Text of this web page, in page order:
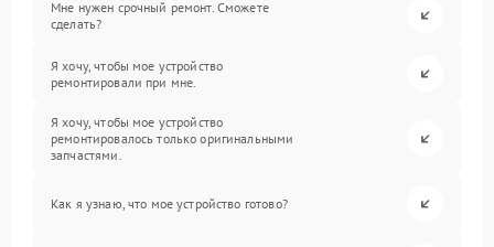
Мне нужен срочный ремонт. Сможете
сделать?
Я хочу, чтобы мое устройство
ремонтировали при мне.
Я хочу, чтобы мое устройство
ремонтировалось только оригинальными
запчастями.
Как я узнаю, что мое устройство готово?